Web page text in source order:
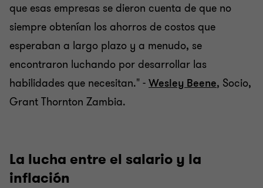
que esas empresas se dieron cuenta de que no
siempre obtenían los ahorros de costos que
esperaban a largo plazo y a menudo, se
encontraron luchando por desarrollar las
habilidades que necesitan." - Wesley Beene, Socio,
Grant Thornton Zambia.
La lucha entre el salario y la
inflación